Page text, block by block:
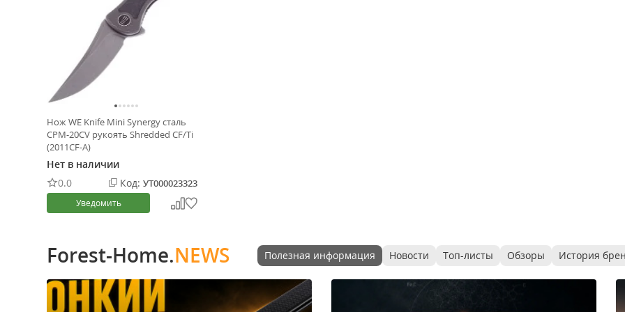
Нож WE Knife Mini Synergy сталь
CPM-20CV рукоять Shredded CF/Ti
(2011CF-A)
Нет в наличии
0.0
Код: УТ000023323
Уведомить
Forest-Home.NEWS Полезная информация Новости Топ-листы Обзоры История